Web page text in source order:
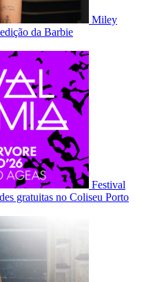
Miley
da Barbie
Festival
gratuitas no Coliseu Porto